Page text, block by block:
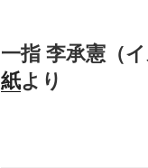
一指 李承憲（
紙より